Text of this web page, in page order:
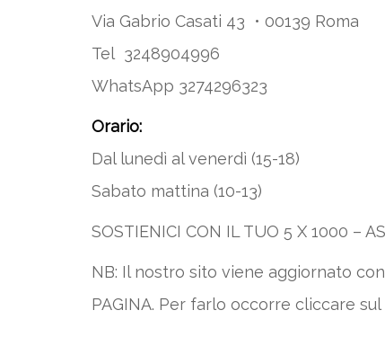
Via Gabrio Casati 43 • 00139 Roma
Tel 3248904996
WhatsApp 3274296323
Orario:
Dal lunedì al venerdì (15-18)
Sabato mattina (10-13)
SOSTIENICI CON IL TUO 5 X 1000 –
NB: Il nostro sito viene aggiornato
PAGINA. Per farlo occorre cliccare